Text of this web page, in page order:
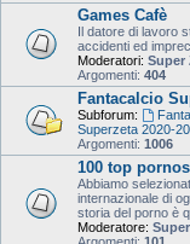
Games Cafè
Il datore di lavoro
accidenti ed
Moderatori: Super
Argomenti: 404
Fantacalcio
Subforum:
Superzeta 2020-
Argomenti: 1006
100 top
Abbiamo
internazionale di
storia del porno è
Moderatore: